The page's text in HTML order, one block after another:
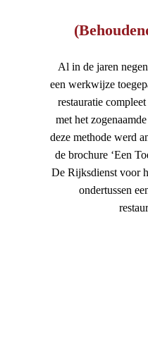
Al in de jaren
een werkwijze
restauratie
met het
deze methode werd
de brochure ‘Een
De Rijksdienst voor
ondertussen